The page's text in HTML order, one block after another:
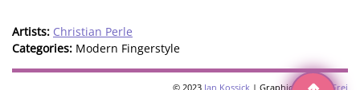
Artists: Christian Perle
Categories: Modern Fingerstyle
© 2023 Jan Kossick | Graphics: Omani Frei